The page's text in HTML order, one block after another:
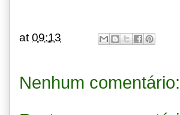
at09:13
Nenhum comentário: